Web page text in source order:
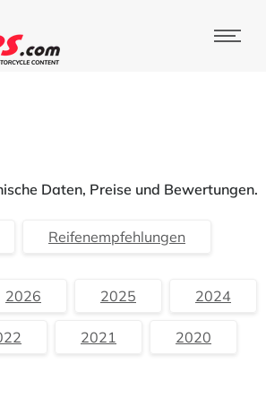
Daten, Preise und Bewertungen.
Reifenempfehlungen
2026 2025 2024
2021 2020